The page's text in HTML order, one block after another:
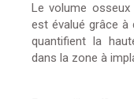
Le volume
est évalué grâce à
quantifient la
dans la zone à